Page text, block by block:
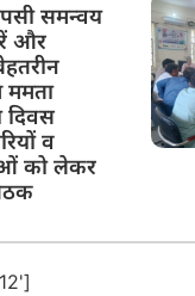
समन्वय
और
ममता
दिवस
व
को लेकर